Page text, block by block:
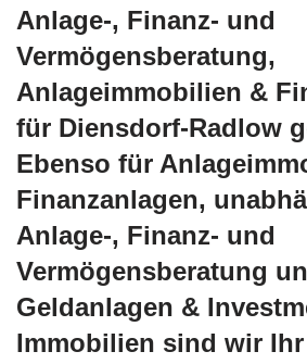
Anlage-, Finanz- und
Vermögensberatung,
Anlageimmobilien &
für Diensdorf-Radlow
Ebenso für
Finanzanlagen,
Anlage-, Finanz- und
Vermögensberatung
Geldanlagen &
Immobilien sind wir